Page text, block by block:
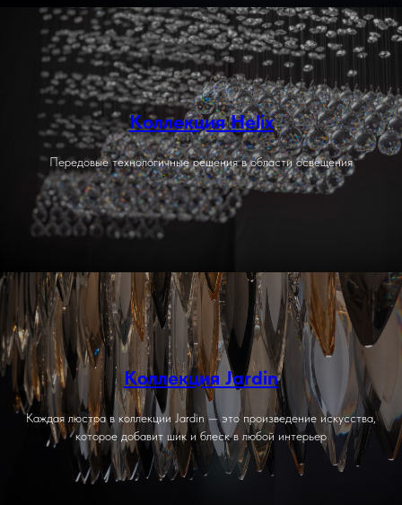
Коллекция Helix
Передовые технологичные решения в области освещения
Коллекция Jardin
Каждая люстра в коллекции Jardin — это произведение искусства,
которое добавит шик и блеск в любой интерьер